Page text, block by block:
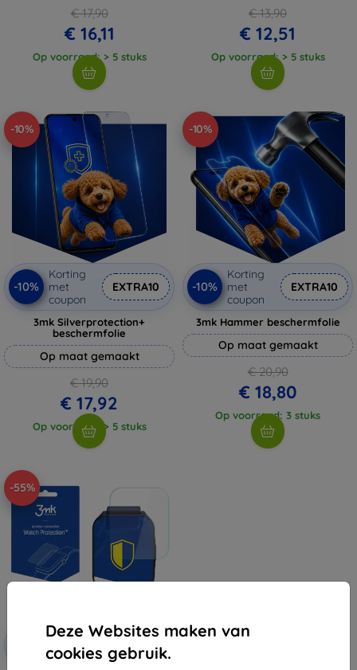
Deze Websites maken van
cookies gebruik.
€ 17,90
€ 16,11
Op voorraad: > 5 stuks
€ 13,90
€ 12,51
Op voorraad: > 5 stuks
-10%
-10%
Korting
met
coupon
EXTRA10
3mk Silverprotection+
beschermfolie
Op maat gemaakt
€ 19,90
€ 17,92
Op voorraad: > 5 stuks
-10%
-10%
Korting
met
coupon
EXTRA10
3mk Hammer beschermfolie
Op maat gemaakt
€ 20,90
€ 18,80
Op voorraad: 3 stuks
-55%
Korting
coupon
EXTRA10